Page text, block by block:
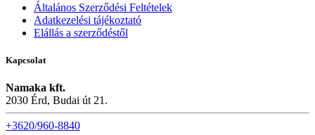
Általános Szerződési Feltételek
Adatkezelési tájékoztató
Elállás a szerződéstől
Kapcsolat
Namaka kft.
2030 Érd, Budai út 21.
+3620/960-8840